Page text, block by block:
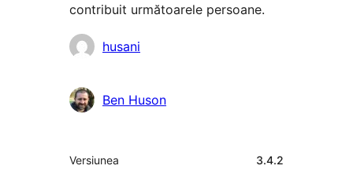
contribuit următoarele persoane.
Contributori
husani
Ben Huson
Meta
Versiunea 3.4.2